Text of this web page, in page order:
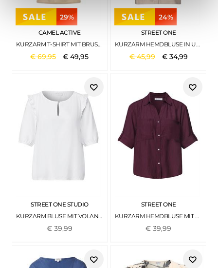
29%
CAMEL ACTIVE
KURZARM T-SHIRT MIT BRUSTTASCHE SAND
€69,95 €49,95
24%
STREET ONE
KURZARM HEMDBLUSE IN UNIFARBE CLAY SAND
€45,99 € 34,99
STREET ONE STUDIO
KURZARM BLUSE MIT VOLANT-DETAILS WHITE
€ 39,99
STREET ONE
KURZARM HEMDBLUSE MIT TURN-UP-DETAILS RUSTIC ROUGE
€39,99